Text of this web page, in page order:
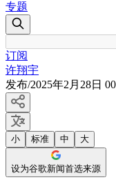
专题
订阅
许翔宇
发布/2025年2月28日
小 标准 中 大
设为谷歌新闻首选来源